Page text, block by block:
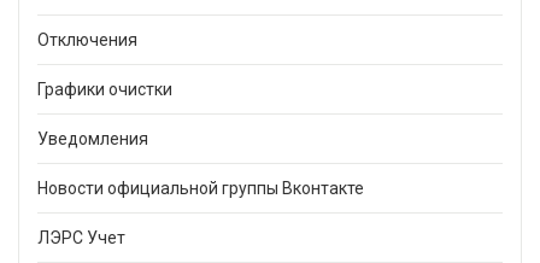
Отключения
Графики очистки
Уведомления
Новости официальной группы Вконтакте
ЛЭРС Учет